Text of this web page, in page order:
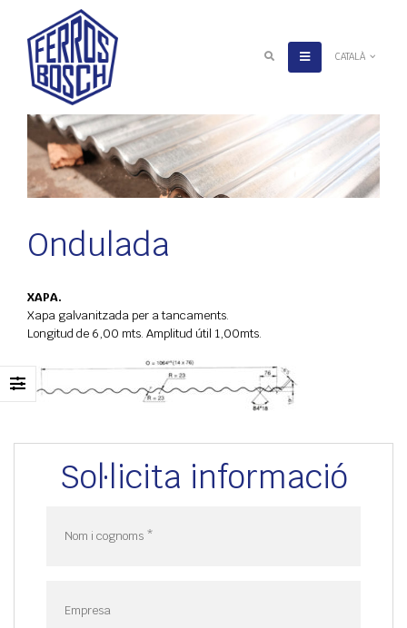
CATALÀ
Ondulada
XAPA.
Xapa galvanitzada per a tancaments.
Longitud de 6,00 mts. Amplitud útil 1,00mts.
Sol·licita informació